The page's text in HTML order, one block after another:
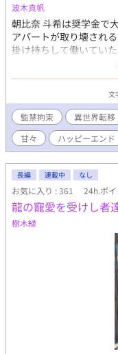
波木真帆
朝比奈 斗希は奨学金で
アパートが取り壊され
掛け持ちして働いてい
ら落ち、気づいたら深
れ、男の家で監禁され
た人がいて…… 異世界
年大学生と、彼をひと
ラブストーリー。 そこ
つけます。
文
監禁拘束 異世界転移
甘々
ハッピーエンド
長編 連載中 なし
お気に入り : 361 24h.ポ
龍の寵愛を受けし者
樹木緑